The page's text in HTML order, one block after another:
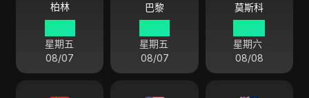
柏林
星期五
08/07
巴黎
星期五
08/07
莫斯科
星期六
08/08